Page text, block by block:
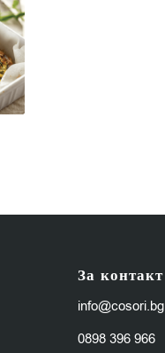
За контакт
info@cosori.bg
0898 396 966